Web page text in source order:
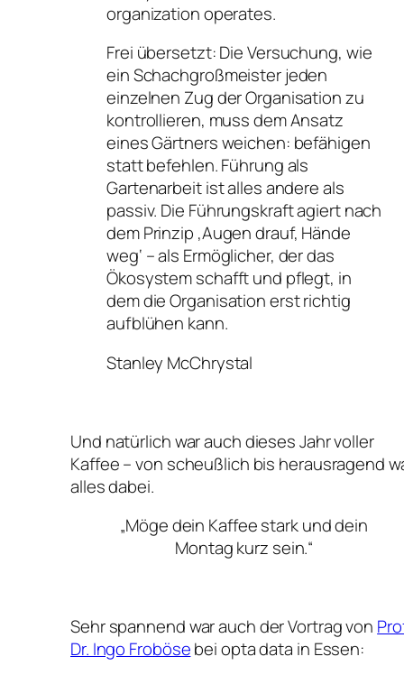
organization operates.
Frei übersetzt: Die Versuchung, wie
ein Schachgroßmeister jeden
einzelnen Zug der Organisation zu
kontrollieren, muss dem Ansatz
eines Gärtners weichen: befähigen
statt befehlen. Führung als
Gartenarbeit ist alles andere als
passiv. Die Führungskraft agiert nach
dem Prinzip ‚Augen drauf, Hände
weg‘ – als Ermöglicher, der das
Ökosystem schafft und pflegt, in
dem die Organisation erst richtig
aufblühen kann.
Stanley McChrystal
Und natürlich war auch dieses Jahr voller
Kaffee – von scheußlich bis herausragend
alles dabei.
„Möge dein Kaffee stark und dein
Montag kurz sein.“
Sehr spannend war auch der Vortrag von
Dr. Ingo Frobösebei opta data in Essen: